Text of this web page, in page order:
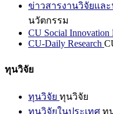
ข่าวสารงานวิจัยแล
นวัตกรรม
CU Social Innovation
CU-Daily Research
ทุนวิจัย
ทุนวิจัย ทุนวิจัย
ทุนวิจัยในประเทศ ทุ